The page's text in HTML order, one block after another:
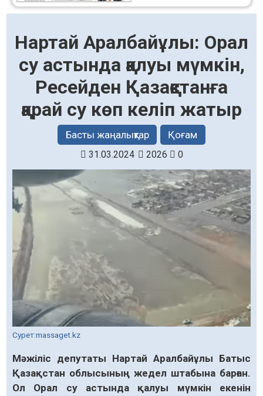
Нартай Аралбайұлы: Орал
су астында қалуы мүмкін,
Ресейден Қазақстанға
қарай су көп келіп жатыр
Басты жаңалықтар Қоғам
31.03.2024 2026 0
Сурет:massaget.kz
Мәжіліс депутаты Нартай Аралбайұлы Батыс
Қазақстан облысының жедел штабына барған.
Ол Орал су астында қалуы мүмкін екенін